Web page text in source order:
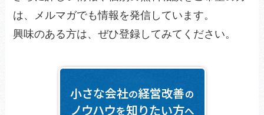
は、メルマガでも情報を発信しています。
興味のある方は、ぜひ登録してみてください。